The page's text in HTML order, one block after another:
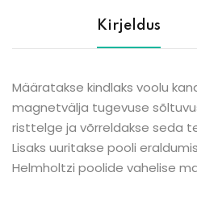
Kirjeldus
Määratakse kindlaks voolu
magnetvälja tugevuse
risttelge ja võrreldakse seda
Lisaks uuritakse pooli
Helmholtzi poolide vahelise